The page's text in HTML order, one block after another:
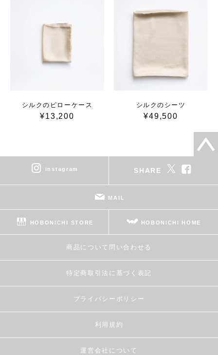
シルクのピローケース
¥13,200
シルクのシーツ
¥49,500
instagram SHARE
MAIL
HOBONICHI STORE HOBONICHI HOME
商品について問い合わせる
特定商取引法に基づく表記
プライバシーポリシー
利用規約
運営会社について